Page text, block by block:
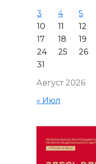
Август 2026
3
4 5
10
11 12
17
18 19
24
25 26
31
« Июл